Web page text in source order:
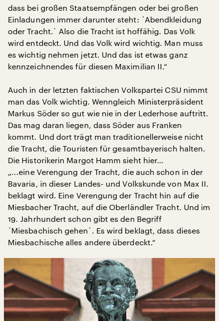
dass bei großen Staatsempfängen oder bei großen
Einladungen immer darunter steht: ´Abendkleidung
oder Tracht.` Also die Tracht ist hoffähig. Das Volk
wird entdeckt. Und das Volk wird wichtig. Man muss
es wichtig nehmen jetzt. Und das ist etwas ganz
kennzeichnendes für diesen Maximilian II.“
Auch in der letzten faktischen Volkspartei CSU nimmt
man das Volk wichtig. Wenngleich Ministerpräsident
Markus Söder so gut wie nie in der Lederhose auftritt.
Das mag daran liegen, dass Söder aus Franken
kommt. Und dort trägt man traditionellerweise nicht
die Tracht, die Touristen für gesamtbayerisch halten.
Die Historikerin Margot Hamm sieht hier…
„...eine Verengung der Tracht, die auch schon in der
Bavaria, in dieser Landes- und Volkskunde von Max II.
beklagt wird. Eine Verengung der Tracht hin auf die
Miesbacher Tracht, auf die Oberländler Tracht. Und im
19. Jahrhundert schon gibt es den Begriff
´Miesbachisch gehen`. Es wird beklagt, dass dieses
Miesbachische alles andere überdeckt.“